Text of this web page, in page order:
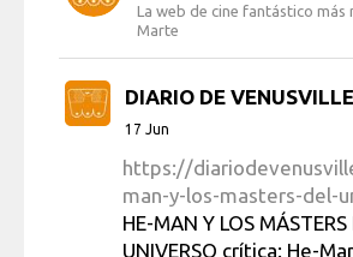
La web de cine fantástico más
Marte
DIARIO DE VENUSVILLE
17 Jun
https://
man-y-los-masters-del-
HE-MAN Y LOS MÁSTERS
UNIVERSO crítica: He-